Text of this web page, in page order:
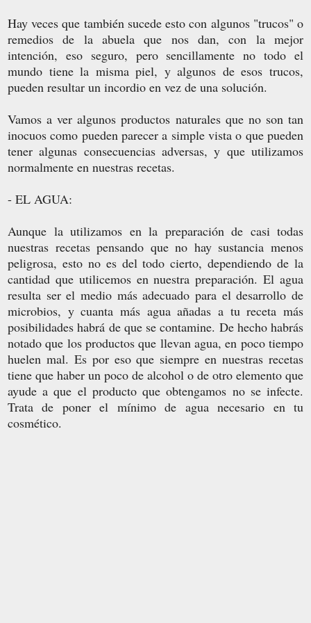
Hay veces que también sucede esto con algunos "trucos" o
remedios de la abuela que nos dan, con la mejor
intención, eso seguro, pero sencillamente no todo el
mundo tiene la misma piel, y algunos de esos trucos,
pueden resultar un incordio en vez de una solución.
Vamos a ver algunos productos naturales que no son tan
inocuos como pueden parecer a simple vista o que pueden
tener algunas consecuencias adversas, y que utilizamos
normalmente en nuestras recetas.
- EL AGUA:
Aunque la utilizamos en la preparación de casi todas
nuestras recetas pensando que no hay sustancia menos
peligrosa, esto no es del todo cierto, dependiendo de la
cantidad que utilicemos en nuestra preparación. El agua
resulta ser el medio más adecuado para el desarrollo de
microbios, y cuanta más agua añadas a tu receta más
posibilidades habrá de que se contamine. De hecho habrás
notado que los productos que llevan agua, en poco tiempo
huelen mal. Es por eso que siempre en nuestras recetas
tiene que haber un poco de alcohol o de otro elemento que
ayude a que el producto que obtengamos no se infecte.
Trata de poner el mínimo de agua necesario en tu
cosmético.